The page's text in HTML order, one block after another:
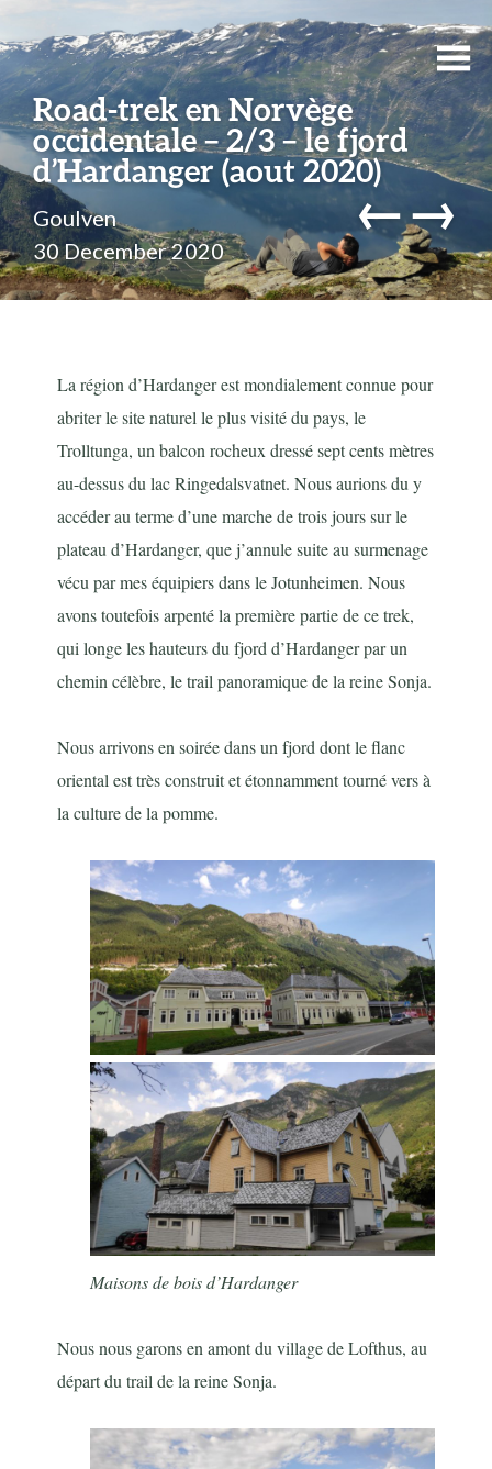
Road-trek en Norvège
occidentale – 2/3 – le fjord
d’Hardanger (aout 2020)
Goulven
30 December 2020
←→
La région d’Hardanger est mondialement connue pour
abriter le site naturel le plus visité du pays, le
Trolltunga, un balcon rocheux dressé sept cents mètres
au-dessus du lac Ringedalsvatnet. Nous aurions du y
accéder au terme d’une marche de trois jours sur le
plateau d’Hardanger, que j’annule suite au surmenage
vécu par mes équipiers dans le Jotunheimen. Nous
avons toutefois arpenté la première partie de ce trek,
qui longe les hauteurs du fjord d’Hardanger par un
chemin célèbre, le trail panoramique de la reine Sonja.
Nous arrivons en soirée dans un fjord dont le flanc
oriental est très construit et étonnamment tourné vers à
la culture de la pomme.
Maisons de bois d’Hardanger
Nous nous garons en amont du village de Lofthus, au
départ du trail de la reine Sonja.